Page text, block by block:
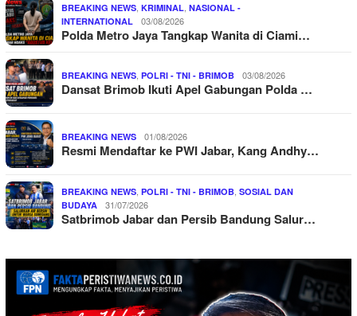
BREAKING NEWS, KRIMINAL, NASIONAL -
INTERNATIONAL
03/08/2026
Polda Metro Jaya Tangkap Wanita di Ciami…
BREAKING NEWS, POLRI - TNI - BRIMOB 03/08/2026
Dansat Brimob Ikuti Apel Gabungan Polda …
BREAKING NEWS 01/08/2026
Resmi Mendaftar ke PWI Jabar, Kang Andhy…
BREAKING NEWS, POLRI - TNI - BRIMOB, SOSIAL DAN
BUDAYA
31/07/2026
Satbrimob Jabar dan Persib Bandung Salur…